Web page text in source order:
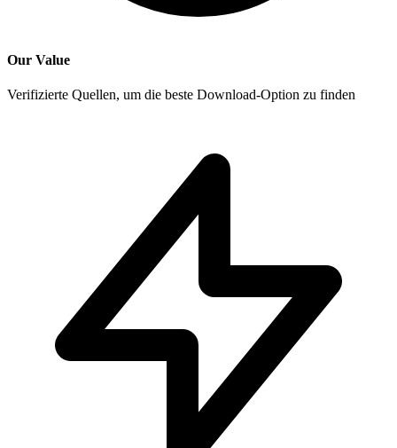
Our Value
Verifizierte Quellen, um die beste Download-Option zu finden